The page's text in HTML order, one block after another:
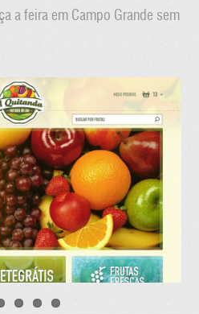
a feira em Campo Grande sem